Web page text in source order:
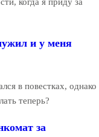
и у меня
в повестках, однако
теперь?
за